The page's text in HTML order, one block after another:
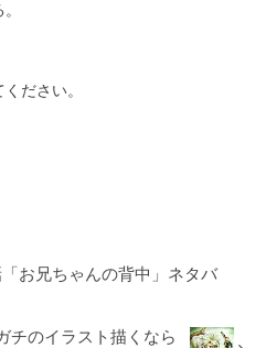
ださい。
「お兄ちゃんの背中」ネタバ
チのイラスト描くなら